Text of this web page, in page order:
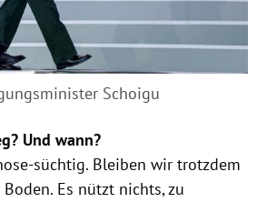
Schoigu
Und wann?
süchtig. Bleiben wir trotzdem
Es nützt nichts, zu